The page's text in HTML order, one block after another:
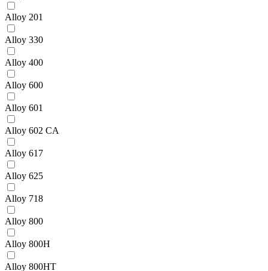
Alloy 201
Alloy 330
Alloy 400
Alloy 600
Alloy 601
Alloy 602 CA
Alloy 617
Alloy 625
Alloy 718
Alloy 800
Alloy 800H
Alloy 800HT